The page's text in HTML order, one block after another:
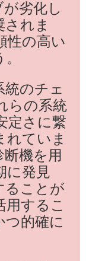
劣化し
れま
性の高い
統のチェ
らの系統
定さに繋
れていま
機を用
に発見
ることが
するこ
つ的確に